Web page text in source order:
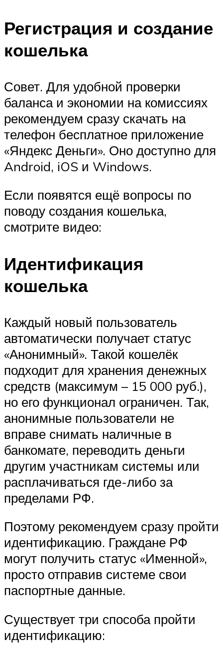
Регистрация и создание
кошелька
Совет. Для удобной проверки
баланса и экономии на комиссиях
рекомендуем сразу скачать на
телефон бесплатное приложение
«Яндекс Деньги». Оно доступно для
Android, iOS и Windows.
Если появятся ещё вопросы по
поводу создания кошелька,
смотрите видео:
Идентификация
кошелька
Каждый новый пользователь
автоматически получает статус
«Анонимный». Такой кошелёк
подходит для хранения денежных
средств (максимум – 15 000 руб.),
но его функционал ограничен. Так,
анонимные пользователи не
вправе снимать наличные в
банкомате, переводить деньги
другим участникам системы или
расплачиваться где-либо за
пределами РФ.
Поэтому рекомендуем сразу пройти
идентификацию. Граждане РФ
могут получить статус «Именной»,
просто отправив системе свои
паспортные данные.
Существует три способа пройти
идентификацию: